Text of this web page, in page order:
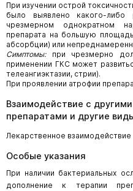
При изучении острой
было выявлено какого-либо
чрезмерном однократном
препарата на большую
абсорбции) или
Симптомы:при чрезмерно
применении ГКС может
телеангиэктазии, стрии).
При проявлении атрофии
Взаимодействие с
препаратами и другие
Лекарственное взаимодействие
Особые указания
При наличии бактериальных
дополнение к терапии